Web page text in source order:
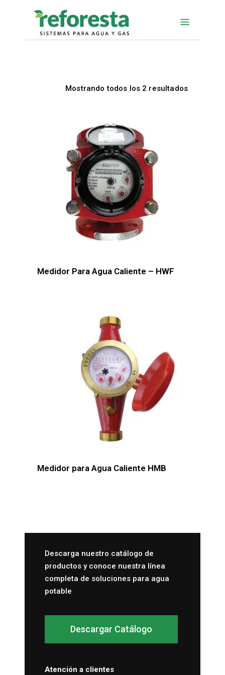
Mostrando todos los 2 resultados
Medidor Para Agua Caliente – HWF
Medidor para Agua Caliente HMB
Descarga nuestro catálogo de
productos y conoce nuestra línea
completa de soluciones para agua
potable
Descargar Catálogo
Atención a clientes